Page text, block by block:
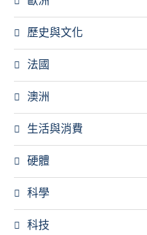
歷史與文化
法國
澳洲
生活與消費
硬體
科學
科技